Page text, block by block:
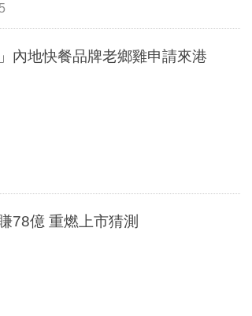
內地快餐品牌老鄉雞申請來港
78億 重燃上市猜測